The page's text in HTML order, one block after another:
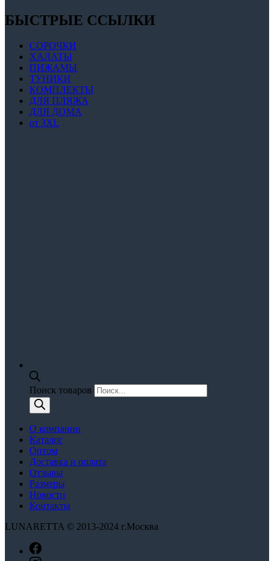
БЫСТРЫЕ ССЫЛКИ
СОРОЧКИ
ХАЛАТЫ
ПИЖАМЫ
ТУНИКИ
КОМПЛЕКТЫ
ДЛЯ ПЛЯЖА
ДЛЯ ДОМА
от 3XL
Поиск товаров
О компании
Каталог
Оптом
Доставка и оплата
Отзывы
Размеры
Новости
Контакты
LUNARETTA © 2013-2024 г.Москва